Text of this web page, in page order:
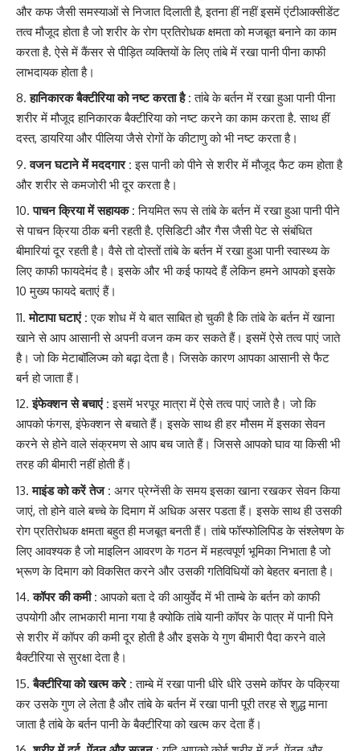
और कफ जैसी समस्याओं से निजात दिलाती है, इतना हीं नहीं इसमें एंटीआक्सीडेंट
तत्व मौजूद होता है जो शरीर के रोग प्रतिरोधक क्षमता को मजबूत बनाने का काम
करता है. ऐसे में कैंसर से पीड़ित व्यक्तियों के लिए तांबे में रखा पानी पीना काफी
लाभदायक होता है।
हानिकारक बैक्टीरिया को नष्ट करता है :तांबे के बर्तन में रखा हुआ पानी पीना
शरीर में मौजूद हानिकारक बैक्टीरिया को नष्ट करने का काम करता है. साथ हीं
दस्त, डायरिया और पीलिया जैसे रोगों के कीटाणु को भी नष्ट करता है।
वजन घटाने में मददगार :इस पानी को पीने से शरीर में मौजूद फैट कम होता है
और शरीर से कमजोरी भी दूर करता है।
पाचन क्रिया में सहायक :नियमित रूप से तांबे के बर्तन में रखा हुआ पानी पीने
से पाचन क्रिया ठीक बनी रहती है. एसिडिटी और गैस जैसी पेट से संबंधित
बीमारियां दूर रहती है। वैसे तो दोस्तों तांबे के बर्तन में रखा हुआ पानी स्वास्थ्य के
लिए काफी फायदेमंद है। इसके और भी कई फायदे हैं लेकिन हमने आपको इसके
10 मुख्य फायदे बताएं हैं।
मोटापा घटाएं :एक शोध में ये बात साबित हो चुकी है कि तांबे के बर्तन में खाना
खाने से आप आसानी से अपनी वजन कम कर सकते हैं। इसमें ऐसे तत्व पाएं जाते
है। जो कि मेटाबॉलिज्म को बढ़ा देता है। जिसके कारण आपका आसानी से फैट
बर्न हो जाता हैं।
इंफेक्शन से बचाएं :इसमें भरपूर मात्रा में ऐसे तत्व पाएं जाते है। जो कि
आपको फंगस, इंफेक्शन से बचाते हैं। इसके साथ ही हर मौसम में इसका सेवन
करने से होने वाले संक्रमण से आप बच जाते हैं। जिससे आपको घाव या किसी भी
तरह की बीमारी नहीं होती हैं।
माइंड को करें तेज : अगर प्रेग्नेंसीके समय इसका खाना रखकर सेवन किया
जाएं, तो होने वाले बच्चे के दिमाग में अधिक असर पडता हैं। इसके साथ ही उसकी
रोग प्रतिरोधक क्षमता बहुत ही मजबूत बनती हैं। तांबे फॉस्फोलिपिडके संश्लेषण के
लिए आवश्यकहै जो माइलिन आवरण के गठन में महत्वपूर्ण भूमिका निभाता है जो
भ्रूण के दिमाग को विकसित करने और उसकी गतिविधियों को बेहतर बनाता है।
कॉपर की कमी : आपको बतादे की आयुर्वेद में भी ताम्बे के बर्तन को काफी
उपयोगी और लाभकारी माना गया है क्योकि तांबे यानी कॉपर के पात्र में पानी पिने
से शरीर में कॉपर की कमी दूर होती है और इसके ये गुण बीमारी पैदा करने वाले
बैक्टीरिया से सुरक्षा देता है।
बैक्टीरिया को खत्म करे : ताम्बे में रखा पानी धीरे धीरे उसमे कॉपर के पक्रिया
कर उसके गुण ले लेता है और तांबे के बर्तन में रखा पानी पूरी तरह से शुद्ध माना
जाता है तांबे के बर्तन पानी के बैक्टीरिया को खत्म कर देता हैं।